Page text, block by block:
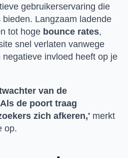
gebruikerservaring die
Langzaam ladende
tot hoge bounce rates,
snel verlaten vanwege
invloed heeft op je
van de
de poort traag
zich afkeren,' merkt
op.